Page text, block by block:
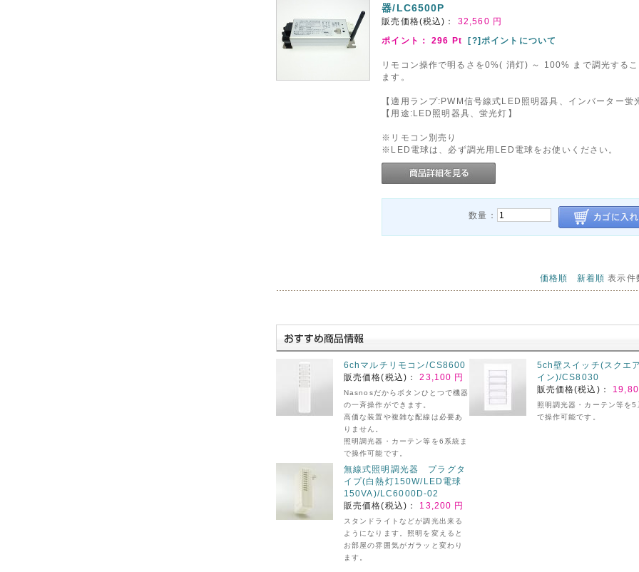
器/LC6500P
販売価格(税込)： 32,560 円
ポイント：296 Pt[?]ポイントについて
リモコン操作で明るさを0%( 消灯) ～ 100% まで調光するこ
ます。
【適用ランプ:PWM信号線式LED照明器具、インバーター蛍
【用途:LED照明器具、蛍光灯】
※リモコン別売り
※LED電球は、必ず調光用LED電球をお使いください。
数量：
価格順 新着順 表示件
6chマルチリモコン/CS8600
販売価格(税込)：23,100 円
Nasnosだからボタンひとつで機器
の一斉操作ができます。
高価な装置や複雑な配線は必要あ
りません。
照明調光器・カーテン等を6系統ま
で操作可能です。
5ch壁スイッチ(スクエ
イン)/CS8030
販売価格(税込)：
照明調光器・カーテン等を5
で操作可能です。
無線式照明調光器 プラグタ
イプ(白熱灯150W/LED電球
150VA)/LC6000D-02
販売価格(税込)： 13,200 円
スタンドライトなどが調光出来る
ようになります。照明を変えると
お部屋の雰囲気がガラッと変わり
ます。